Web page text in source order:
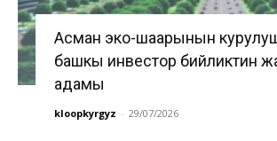
Асман эко-шаарынын
башкы инвестор бийликтин
адамы
kloopkyrgyz - 29/07/2026